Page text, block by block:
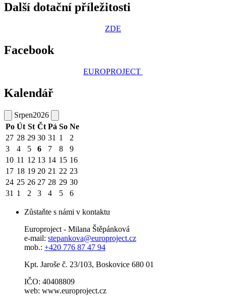
Další dotační příležitosti
ZDE
Facebook
EUROPROJECT
Kalendář
Srpen2026
Po Út St Čt Pá So Ne
27 28 29 30 31 1
2
3
4 5 6 7 8
9
10 11 12 13 14 15 16
17 18 19 20 21 22 23
24 25 26 27 28 29 30
31 1 2 3 4 5 6
Zůstaňte s námi v kontaktu
Europroject - Milana Štěpánková
e-mail: stepankova@europroject.cz
mob.: +420 776 87 47 94
Kpt. Jaroše č. 23/103, Boskovice 680 01
IČO: 40408809
web: www.europroject.cz